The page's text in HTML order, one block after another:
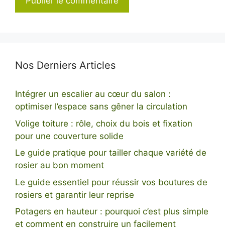
Nos Derniers Articles
Intégrer un escalier au cœur du salon :
optimiser l’espace sans gêner la circulation
Volige toiture : rôle, choix du bois et fixation
pour une couverture solide
Le guide pratique pour tailler chaque variété de
rosier au bon moment
Le guide essentiel pour réussir vos boutures de
rosiers et garantir leur reprise
Potagers en hauteur : pourquoi c’est plus simple
et comment en construire un facilement